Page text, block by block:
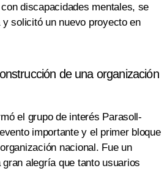
discapacidades mentales, se
solicitó un nuevo proyecto en
de una organización
el grupo de interés Parasoll-
importante y el primer bloque
nacional. Fue un
alegría que tanto usuarios